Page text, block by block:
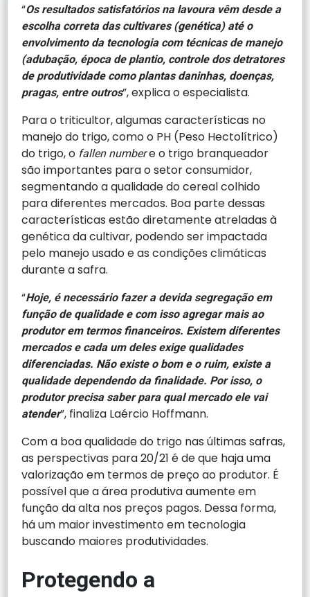
“Os resultados satisfatórios na lavoura vêm desde a
escolha correta das cultivares (genética) até o
envolvimento da tecnologia com técnicas de manejo
(adubação, época de plantio, controle dos detratores
de produtividade como plantas daninhas, doenças,
pragas, entre outros”, explica o especialista.
Para o triticultor, algumas características no
manejo do trigo, como o PH (Peso Hectolítrico)
do trigo, o fallen numbere o trigo branqueador
são importantes para o setor consumidor,
segmentando a qualidade do cereal colhido
para diferentes mercados. Boa parte dessas
características estão diretamente atreladas à
genética da cultivar, podendo ser impactada
pelo manejo usado e as condições climáticas
durante a safra.
“Hoje, é necessário fazer a devida segregação em
função de qualidade e com isso agregar mais ao
produtor em termos financeiros. Existem diferentes
mercados e cada um deles exige qualidades
diferenciadas. Não existe o bom e o ruim, existe a
qualidade dependendo da finalidade. Por isso, o
produtor precisa saber para qual mercado ele vai
atender”, finaliza Laércio Hoffmann.
Com a boa qualidade do trigo nas últimas safras,
as perspectivas para 20/21 é de que haja uma
valorização em termos de preço ao produtor. É
possível que a área produtiva aumente em
função da alta nos preços pagos. Dessa forma,
há um maior investimento em tecnologia
buscando maiores produtividades.
Protegendo a